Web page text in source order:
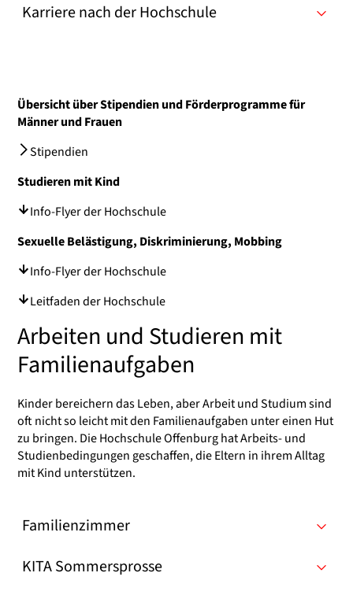
Karriere nach der Hochschule
Übersicht über Stipendien und Förderprogramme für
Männer und Frauen
Stipendien
Studieren mit Kind
Info-Flyer der Hochschule
Sexuelle Belästigung, Diskriminierung, Mobbing
Info-Flyer der Hochschule
Leitfaden der Hochschule
Arbeiten und Studieren mit
Familienaufgaben
Kinder bereichern das Leben, aber Arbeit und Studium sind
oft nicht so leicht mit den Familienaufgaben unter einen Hut
zu bringen. Die Hochschule Offenburg hat Arbeits- und
Studienbedingungen geschaffen, die Eltern in ihrem Alltag
mit Kind unterstützen.
Familienzimmer
KITA Sommersprosse